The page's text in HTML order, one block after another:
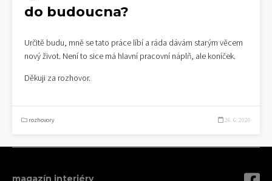
do budoucna?
Určitě budu, mně se tato práce líbí a ráda dávám starým věcem
nový život. Není to sice má hlavní pracovní náplň, ale koníček.
Děkuji za rozhovor.
rozhovory 26. 6. 2020
magazín interiéry